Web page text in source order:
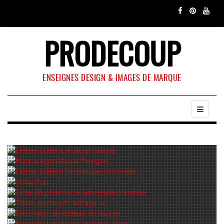
PRODECOUP
ENSEIGNES DESIGN & IMAGES DE MARQUE